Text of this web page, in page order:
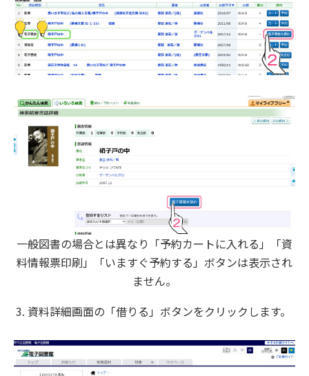
一般図書の場合とは異なり「予約カートに入れる」「資
料情報票印刷」「いますぐ予約する」ボタンは表示され
ません。
資料詳細画面の「借りる」ボタンをクリックします。